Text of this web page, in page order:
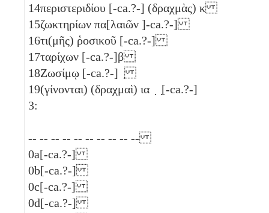
14περιστεριδίου [-ca.?-] (δραχμὰς) κ
15ζωκτηρίων πα[λαιῶν ]-ca.?-]
16τι(μῆς) ῥοσικοῦ [-ca.?-]
17ταρίχων [-ca.?-]β
18Ζωσίμῳ [-ca.?-] ̣
19(γίνονται) (δραχμαὶ) ια ̣ ̣[-ca.?-]
3:
-- -- -- -- -- -- -- -- -- --
0a[-ca.?-]
0b[-ca.?-]
0c[-ca.?-]
0d[-ca.?-]